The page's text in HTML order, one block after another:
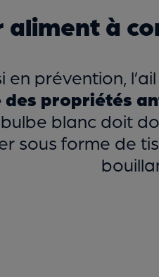
aliment à
en prévention,
des propriétés
bulbe blanc doit
sous forme de